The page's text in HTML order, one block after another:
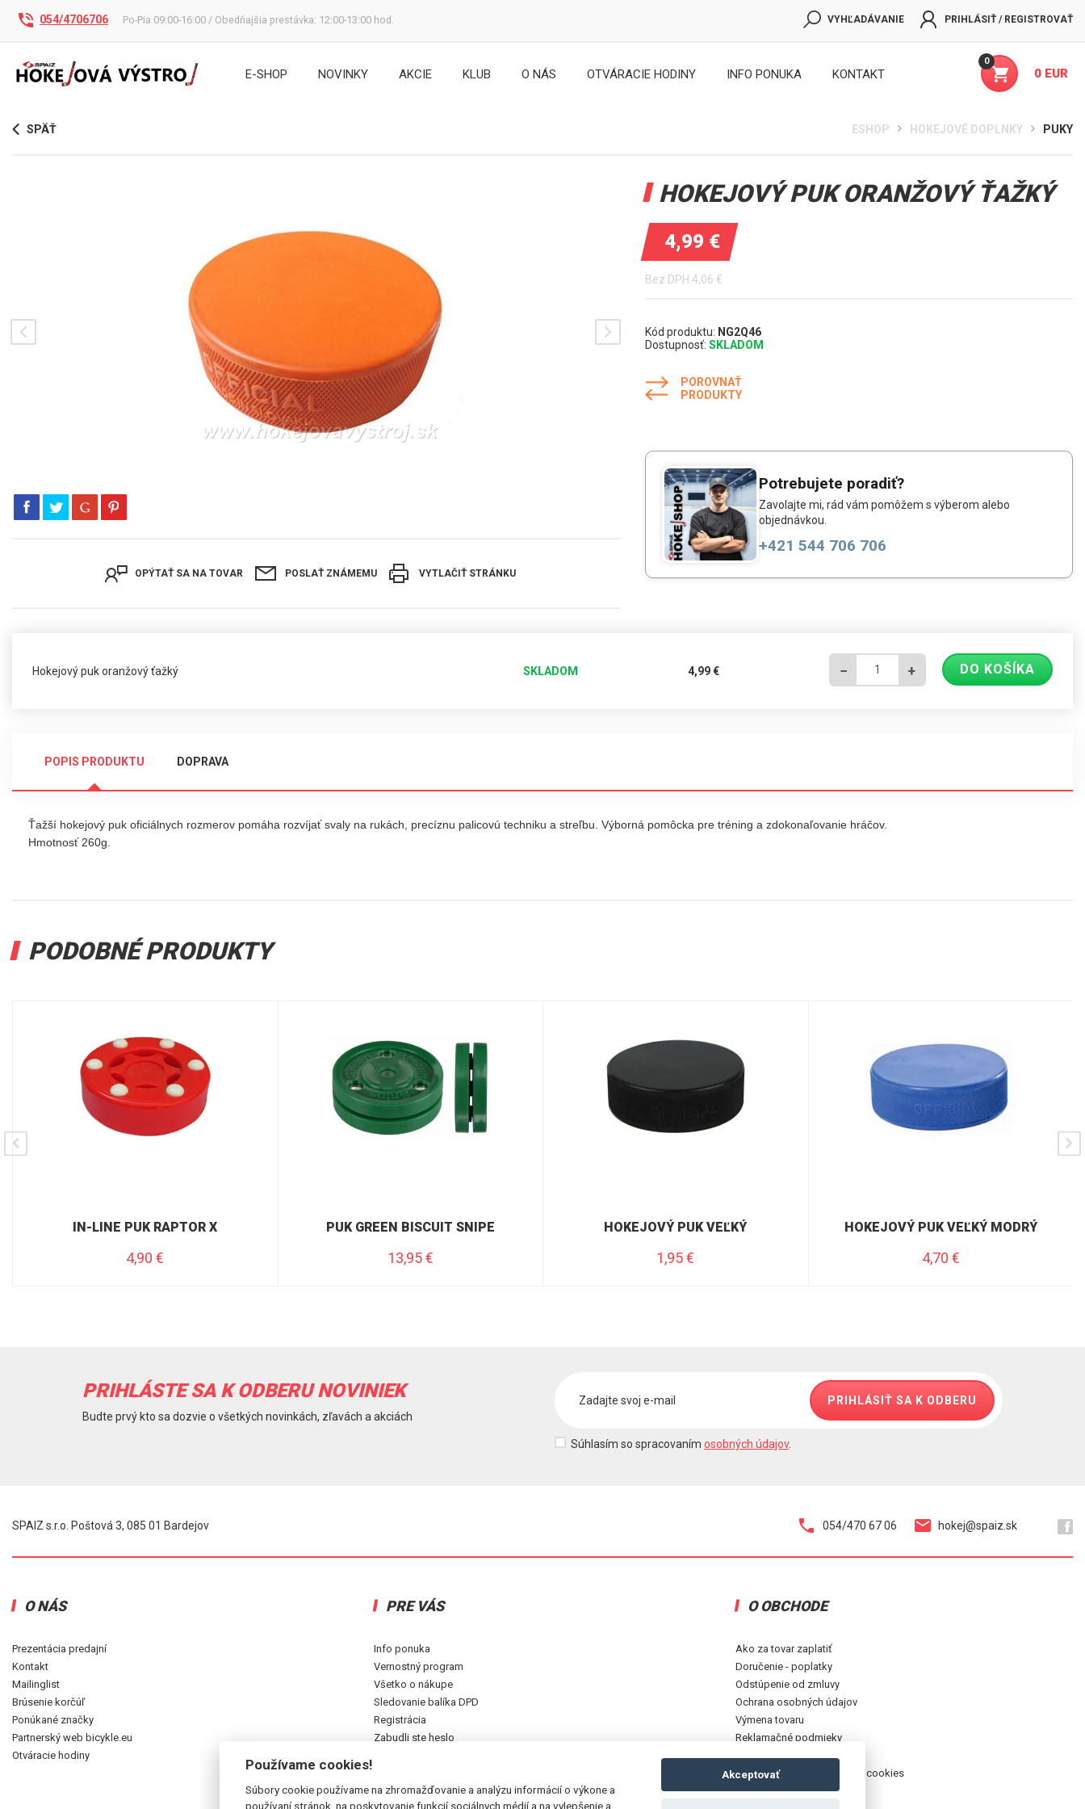
VYHĽADÁVANIE PRIHLÁSIŤ / REGISTROVAŤ
054/4706706 Po-Pia 09:00-16:00 / Obedňajšia prestávka: 12:00-13:00 hod.
0
0 EUR
E-SHOP NOVINKY AKCIE KLUB O NÁS OTVÁRACIE HODINY INFO PONUKA KONTAKT
SPÄŤ ESHOP HOKEJOVÉ DOPLNKY PUKY
OPÝTAŤ SA NA TOVAR POSLAŤ ZNÁMEMU VYTLAČIŤ STRÁNKU
HOKEJOVÝ PUK ORANŽOVÝ ŤAŽKÝ
4,99 €
Bez DPH 4,06 €
Kód produktu: NG2Q46
Dostupnosť: SKLADOM
POROVNAŤ
PRODUKTY
Potrebujete poradiť?
Zavolajte mi, rád vám pomôžem s výberom alebo
objednávkou.
+421 544 706 706
Hokejový puk oranžový ťažký SKLADOM 4,99€ − + DO KOŠÍKA
POPIS PRODUKTU DOPRAVA
Ťažší hokejový puk oficiálnych rozmerov pomáha rozvíjať svaly na rukách, precíznu palicovú techniku a streľbu. Výborná pomôcka pre tréning a zdokonaľovanie hráčov.
Hmotnosť 260g.
PODOBNÉ PRODUKTY
IN-LINE PUK RAPTOR X
4,90€
PUK GREEN BISCUIT SNIPE
13,95€
HOKEJOVÝ PUK VEĽKÝ
1,95€
HOKEJOVÝ PUK VEĽKÝ MODRÝ
4,70 €
PRIHLÁSTE SA K ODBERU NOVINIEK
Budte prvý kto sa dozvie o všetkých novinkách, zľavách a akciách
PRIHLÁSIŤ SA K ODBERU
Súhlasím so spracovaním osobných údajov.
SPAIZ s.r.o. Poštová 3, 085 01 Bardejov 054/470 67 06 hokej@spaiz.sk
O NÁS
Prezentácia predajní
Kontakt
Mailinglist
Brúsenie korčúľ
Ponúkané značky
Partnerský web bicykle.eu
Otváracie hodiny
PRE VÁS
Info ponuka
Vernostný program
Všetko o nákupe
Sledovanie balíka DPD
Registrácia
Zabudli ste heslo
O OBCHODE
Ako za tovar zaplatiť
Doručenie - poplatky
Odstúpenie od zmluvy
Ochrana osobných údajov
Výmena tovaru
Reklamačné podmieky
Zásady používania súborov cookies
Používame cookies!
Súbory cookie používame na zhromažďovanie a analýzu informácií o výkone a
používaní stránok, na poskytovanie funkcií sociálnych médií a na vylepšenie a
Akceptovať